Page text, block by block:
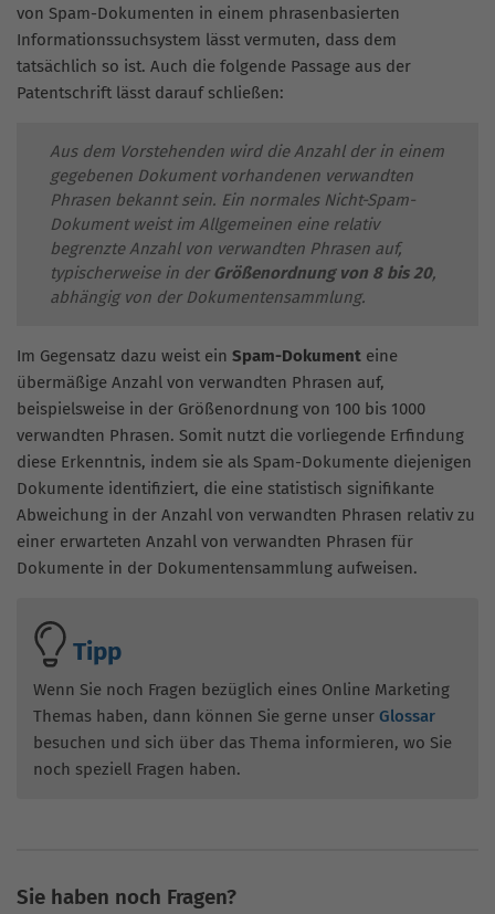
von Spam-Dokumenten in einem phrasenbasierten
Informationssuchsystem lässt vermuten, dass dem
tatsächlich so ist. Auch die folgende Passage aus der
Patentschrift lässt darauf schließen:
Aus dem Vorstehenden wird die Anzahl der in einem
gegebenen Dokument vorhandenen verwandten
Phrasen bekannt sein. Ein normales Nicht-Spam-
Dokument weist im Allgemeinen eine relativ
begrenzte Anzahl von verwandten Phrasen auf,
typischerweise in der Größenordnung von 8 bis 20,
abhängig von der Dokumentensammlung.
Im Gegensatz dazu weist ein Spam-Dokument eine
übermäßige Anzahl von verwandten Phrasen auf,
beispielsweise in der Größenordnung von 100 bis 1000
verwandten Phrasen. Somit nutzt die vorliegende Erfindung
diese Erkenntnis, indem sie als Spam-Dokumente diejenigen
Dokumente identifiziert, die eine statistisch signifikante
Abweichung in der Anzahl von verwandten Phrasen relativ zu
einer erwarteten Anzahl von verwandten Phrasen für
Dokumente in der Dokumentensammlung aufweisen.
Tipp
Wenn Sie noch Fragen bezüglich eines Online Marketing
Themas haben, dann können Sie gerne unser Glossar
besuchen und sich über das Thema informieren, wo Sie
noch speziell Fragen haben.
Sie haben noch Fragen?